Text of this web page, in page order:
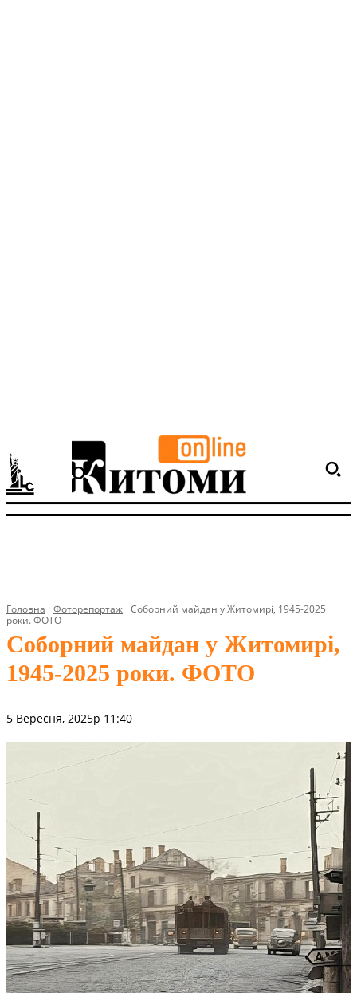
Головна Фоторепортаж Соборний майдан у Житомирі, 1945-2025
роки. ФОТО
Соборний майдан у Житомирі,
1945-2025 роки. ФОТО
5 Вересня, 2025р 11:40